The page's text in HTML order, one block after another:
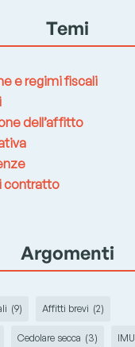
Temi
e regimi fiscali
dell’affitto
contratto
Argomenti
(9) Affitti brevi (2)
Cedolare secca (3) IMU